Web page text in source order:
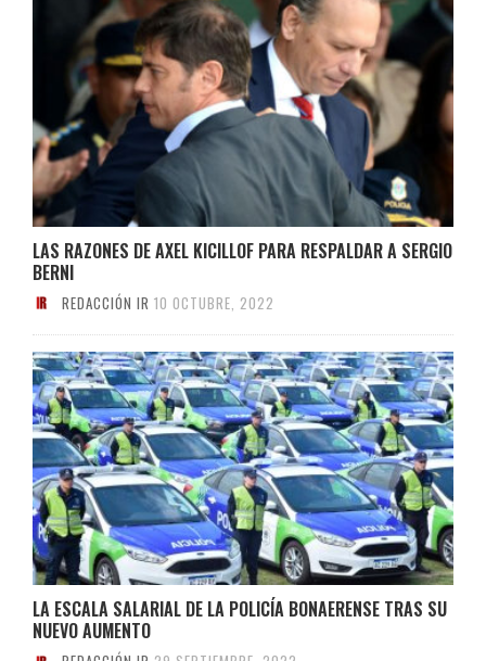
LAS RAZONES DE AXEL KICILLOF PARA RESPALDAR A SERGIO
BERNI
REDACCIÓN IR 10 OCTUBRE, 2022
LA ESCALA SALARIAL DE LA POLICÍA BONAERENSE TRAS SU
NUEVO AUMENTO